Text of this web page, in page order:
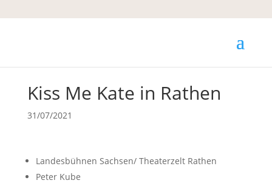
Kiss Me Kate in Rathen
31/07/2021
Landesbühnen Sachsen/ Theaterzelt Rathen
Peter Kube